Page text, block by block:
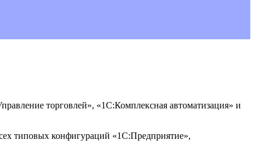
торговлей», «1С:Комплексная автоматизация» и
типовых конфигураций «1С:Предприятие»,